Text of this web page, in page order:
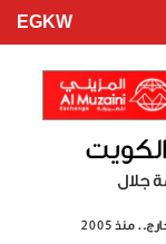
EGKW